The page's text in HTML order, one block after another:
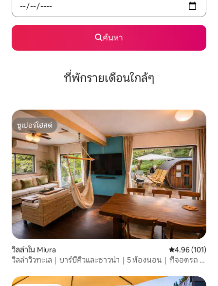
ค้นหา
ที่พักรายเดือนใกล้ๆ
ซูเปอร์โฮสต์
ซูเปอร์โฮสต์
วิลล่าใน Miura คะแนนเฉลี่ย
4.96 (101)
วิลล่าวิวทะเล｜บาร์บีคิวและซาวน่า｜5 ห้องนอน｜ที่จอดรถ 2